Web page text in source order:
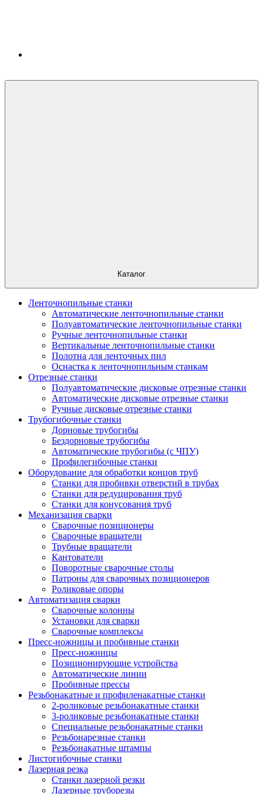
Каталог
Ленточнопильные станки
Автоматические ленточнопильные станки
Полуавтоматические ленточнопильные станки
Ручные ленточнопильные станки
Вертикальные ленточнопильные станки
Полотна для ленточных пил
Оснастка к ленточнопильным станкам
Отрезные станки
Полуавтоматические дисковые отрезные станки
Автоматические дисковые отрезные станки
Ручные дисковые отрезные станки
Трубогибочные станки
Дорновые трубогибы
Бездорновые трубогибы
Автоматические трубогибы (с ЧПУ)
Профилегибочные станки
Оборудование для обработки концов труб
Станки для пробивки отверстий в трубах
Станки для редуцирования труб
Станки для конусования труб
Механизация сварки
Сварочные позиционеры
Сварочные вращатели
Трубные вращатели
Кантователи
Поворотные сварочные столы
Патроны для сварочных позиционеров
Роликовые опоры
Автоматизация сварки
Сварочные колонны
Установки для сварки
Сварочные комплексы
Пресс-ножницы и пробивные станки
Пресс-ножницы
Позиционирующие устройства
Автоматические линии
Пробивные прессы
Резьбонакатные и профиленакатные станки
2-роликовые резьбонакатные станки
3-роликовые резьбонакатные станки
Специальные резьбонакатные станки
Резьбонарезные станки
Резьбонакатные штампы
Листогибочные станки
Лазерная резка
Станки лазерной резки
Лазерные труборезы